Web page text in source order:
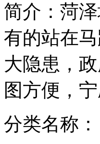
沪警方一天接25起"世
凯特王妃怀孕后首亮相
简介：菏
有的站在
大隐患，
图方便，
分类名称：